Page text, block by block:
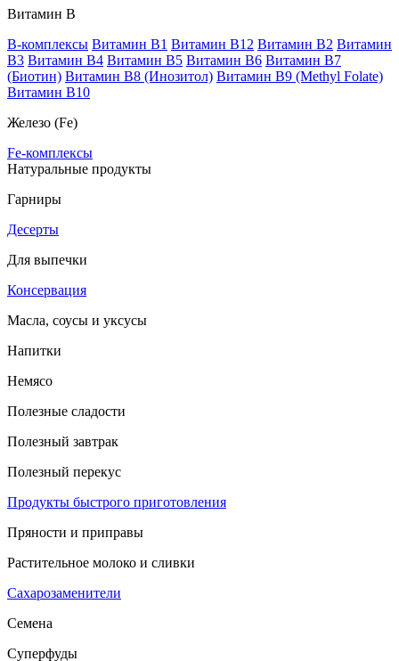
Витамин В
B-комплексы Витамин B1 Витамин B12 Витамин B2 Витамин
B3 Витамин B4 Витамин B5 Витамин B6 Витамин B7
(Биотин) Витамин B8 (Инозитол) Витамин B9 (Methyl Folate)
Витамин В10
Железо (Fe)
Fe-комплексы
Натуральные продукты
Гарниры
Десерты
Для выпечки
Консервация
Масла, соусы и уксусы
Напитки
Немясо
Полезные сладости
Полезный завтрак
Полезный перекус
Продукты быстрого приготовления
Пряности и приправы
Растительное молоко и сливки
Сахарозаменители
Семена
Суперфуды